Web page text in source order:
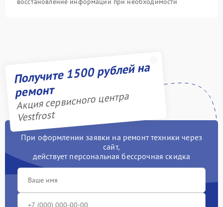
Получите 1500 рублей на
ремонт
Акция сервисного центра
Vestfrost
При оформлении заявки на ремонт техники через
сайт,
действует персональная бессрочная скидка